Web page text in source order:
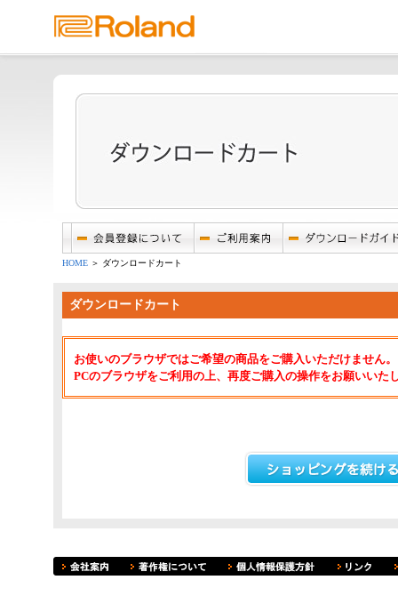
HOME ＞ ダウンロードカート
ダウンロードカート
お使いのブラウザではご希望の商品をご購入いただけません。
PCのブラウザをご利用の上、再度ご購入の操作をお願いいた